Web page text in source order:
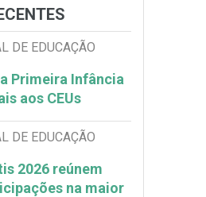
DE EDUCAÇÃO
Primeira Infância
aos CEUs
DE EDUCAÇÃO
2026 reúnem
na maior